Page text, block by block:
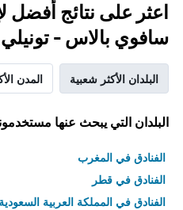
اعثر على نتائج أفضل
سافوي بالاس - تونيلي
البلدان الأكثر شعبية المدن
البلدان التي يبحث عنها
الفنادق في المغرب
الفنادق في قطر
الفنادق في المملكة العربية السعودية